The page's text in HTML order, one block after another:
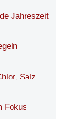
Jahreszeit
Salz
Fokus